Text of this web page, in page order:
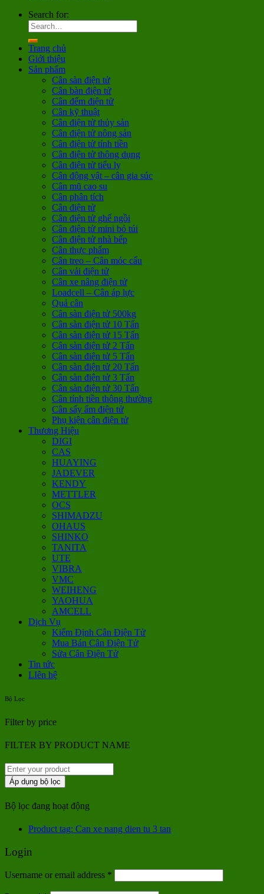
Search for:
Trang chủ
Giới thiệu
Sản phẩm
Cân sàn điện tử
Cân bàn điện tử
Cân đếm điện tử
Cân kỹ thuật
Cân điện tử thủy sản
Cân điện tử nông sản
Cân điện tử tính tiền
Cân điện tử thông dụng
Cân điện tử tiểu ly
Cân động vật – cân gia súc
Cân mũ cao su
Cân phân tích
Cân điện tử
Cân điện tử ghế ngồi
Cân điện tử mini bỏ túi
Cân điện tử nhà bếp
Cân thực phẩm
Cân treo – Cân móc cẩu
Cân vải điện tử
Cân xe nâng điện tử
Loadcell – Cân áp lực
Quả cân
Cân sàn điện tử 500kg
Cân sàn điện tử 10 Tấn
Cân sàn điện tử 15 Tấn
Cân sàn điện tử 2 Tấn
Cân sàn điện tử 5 Tấn
Cân sàn điện tử 20 Tấn
Cân sàn điện tử 3 Tấn
Cân sàn điện tử 30 Tấn
Cân tính tiền thông thường
Cân sấy ẩm điện tử
Phụ kiện cân điện tử
Thương Hiệu
DIGI
CAS
HUAYING
JADEVER
KENDY
METTLER
OCS
SHIMADZU
OHAUS
SHINKO
TANITA
UTE
VIBRA
VMC
WEIHENG
YAOHUA
AMCELL
Dịch Vụ
Kiểm Định Cân Điện Tử
Mua Bán Cân Điện Tử
Sửa Cân Điện Tử
Tin tức
LIên hệ
Bộ Lọc
Filter by price
FILTER BY PRODUCT NAME
Áp dụng bộ lọc
Bộ lọc đang hoạt động
Product tag: Can xe nang dien tu 3 tan
Login
Username or email address *